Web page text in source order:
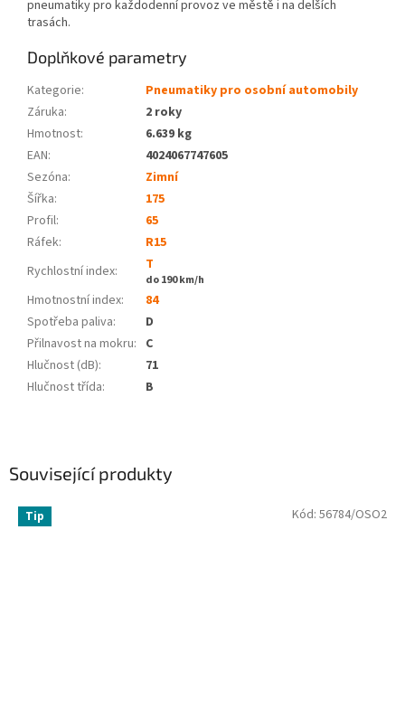
Související produkty
Tip Kód: 56784/OSO2
pneumatiky pro každodenní provoz ve městě i na delších
trasách.
Doplňkové parametry
Kategorie:
Pneumatiky pro osobní automobily
Záruka:
2 roky
Hmotnost:
6.639 kg
EAN:
4024067747605
Sezóna:
Zimní
Šířka:
175
Profil:
65
Ráfek:
R15
Rychlostní index:
T
do 190 km/h
Hmotnostní index:
84
Spotřeba paliva:
D
Přilnavost na mokru: C
Hlučnost (dB):
71
Hlučnost třída: B